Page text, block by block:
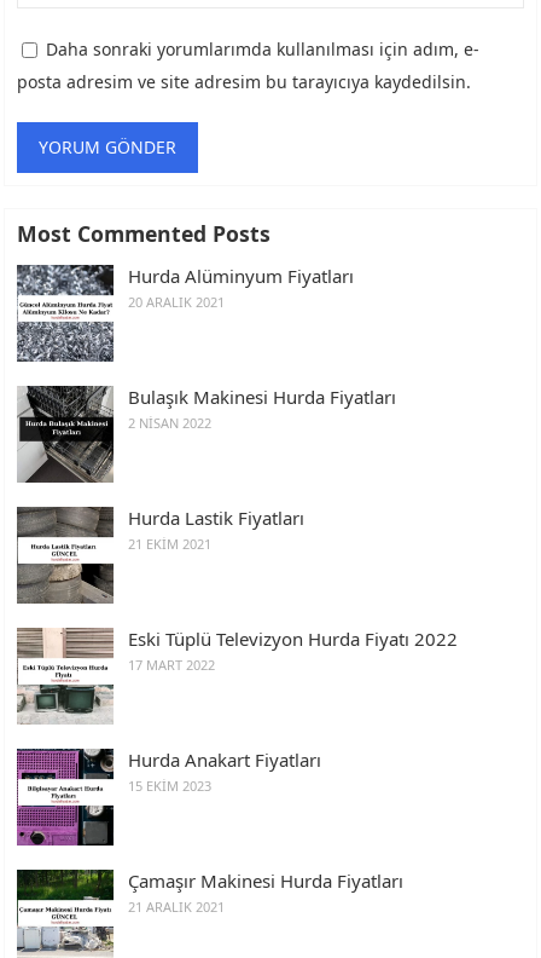
Daha sonraki yorumlarımda kullanılması için adım, e-
posta adresim ve site adresim bu tarayıcıya kaydedilsin.
Most Commented Posts
Hurda Alüminyum Fiyatları
20 ARALIK 2021
Bulaşık Makinesi Hurda Fiyatları
2 NISAN 2022
Hurda Lastik Fiyatları
21 EKIM 2021
Eski Tüplü Televizyon Hurda Fiyatı 2022
17 MART 2022
Hurda Anakart Fiyatları
15 EKIM 2023
Çamaşır Makinesi Hurda Fiyatları
21 ARALIK 2021